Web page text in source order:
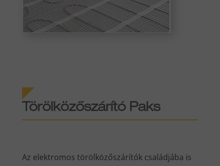
Törölközőszárító Paks
Az elektromos törölközőszárítók családjába is